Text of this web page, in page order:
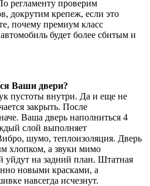
регламенту проверим
докрутим крепеж, если это
почему премиум класс
будет более сбитым и
Ваши двери?
пустоты внутри. Да и еще не
закрыть. После
Ваша дверь наполниться 4
слой выполняет
шумо, теплоизоляция. Дверь
хлопком, а звуки мимо
на задний план. Штатная
новыми красками, а
навсегда исчезнут.